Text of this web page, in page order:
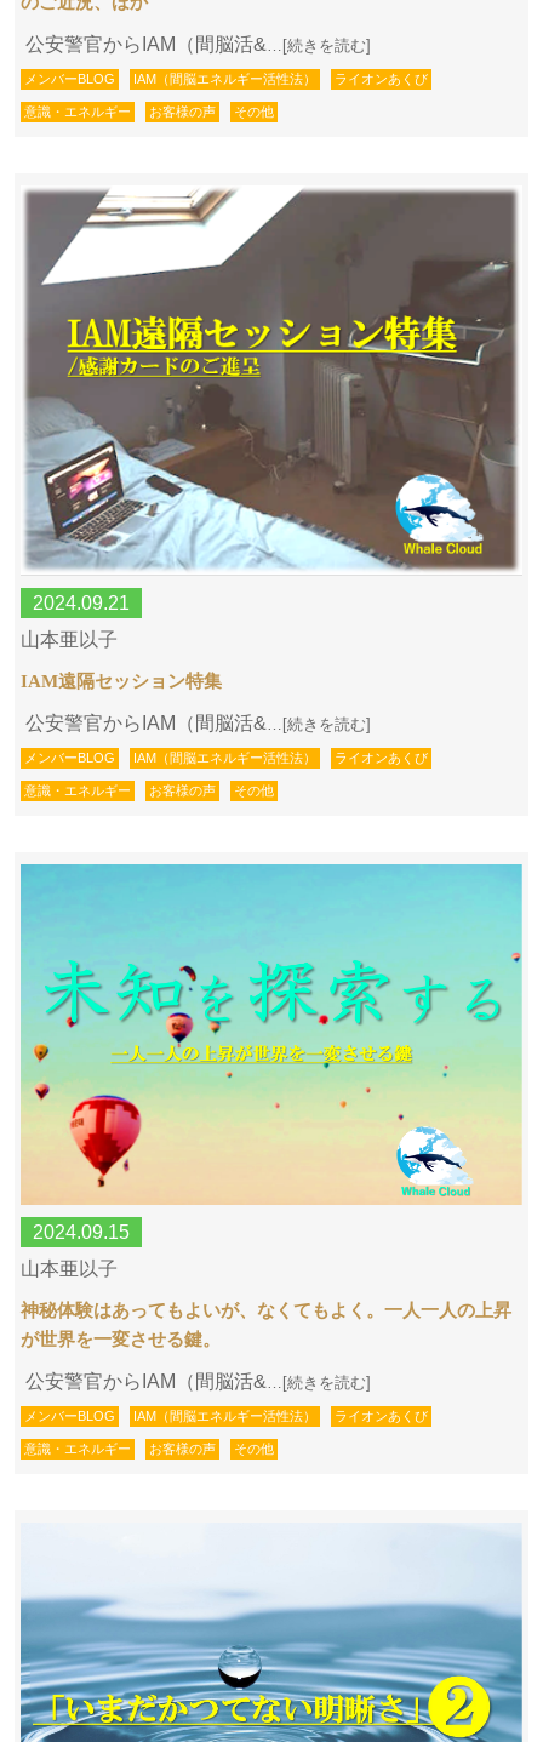
公安警官からIAM（間脳活& …[続きを読む]
メンバーBLOG IAM（間脳エネルギー活性法） ライオンあくび
意識・エネルギー お客様の声 その他
2024.09.21
山本亜以子
IAM遠隔セッション特集
公安警官からIAM（間脳活&…[続きを読む]
メンバーBLOG IAM（間脳エネルギー活性法） ライオンあくび
意識・エネルギー お客様の声 その他
2024.09.15
山本亜以子
神秘体験はあってもよいが、なくてもよく。一人一人の上昇
が世界を一変させる鍵。
公安警官からIAM（間脳活&…[続きを読む]
メンバーBLOG IAM（間脳エネルギー活性法） ライオンあくび
意識・エネルギー お客様の声 その他